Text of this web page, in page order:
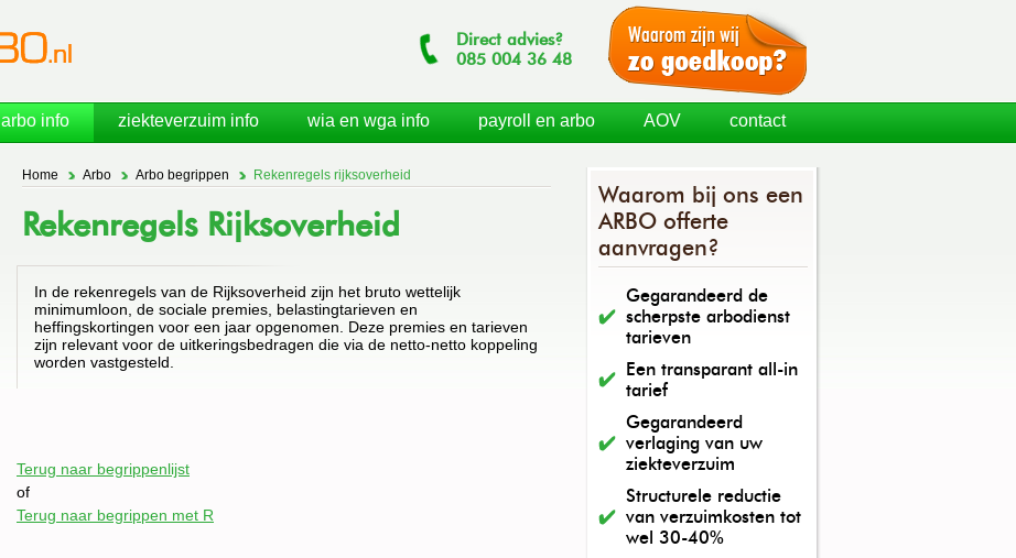
Direct advies?
085 004 36 48
Home Arbo Arbo begrippen Rekenregels rijksoverheid
Rekenregels Rijksoverheid
In de rekenregels van de Rijksoverheid zijn het bruto wettelijk
minimumloon, de sociale premies, belastingtarieven en
heffingskortingen voor een jaar opgenomen. Deze premies en tarieven
zijn relevant voor de uitkeringsbedragen die via de netto-netto koppeling
worden vastgesteld.
Terug naar begrippenlijst
of
Terug naar begrippen met R
Waarom bij ons een
ARBO offerte
aanvragen?
Gegarandeerd de
scherpste arbodienst
tarieven
Een transparant all-in
tarief
Gegarandeerd
verlaging van uw
ziekteverzuim
Structurele reductie
van verzuimkosten tot
wel 30-40%
arbo info ziekteverzuim info wia en wga info payroll en arbo AOV contact